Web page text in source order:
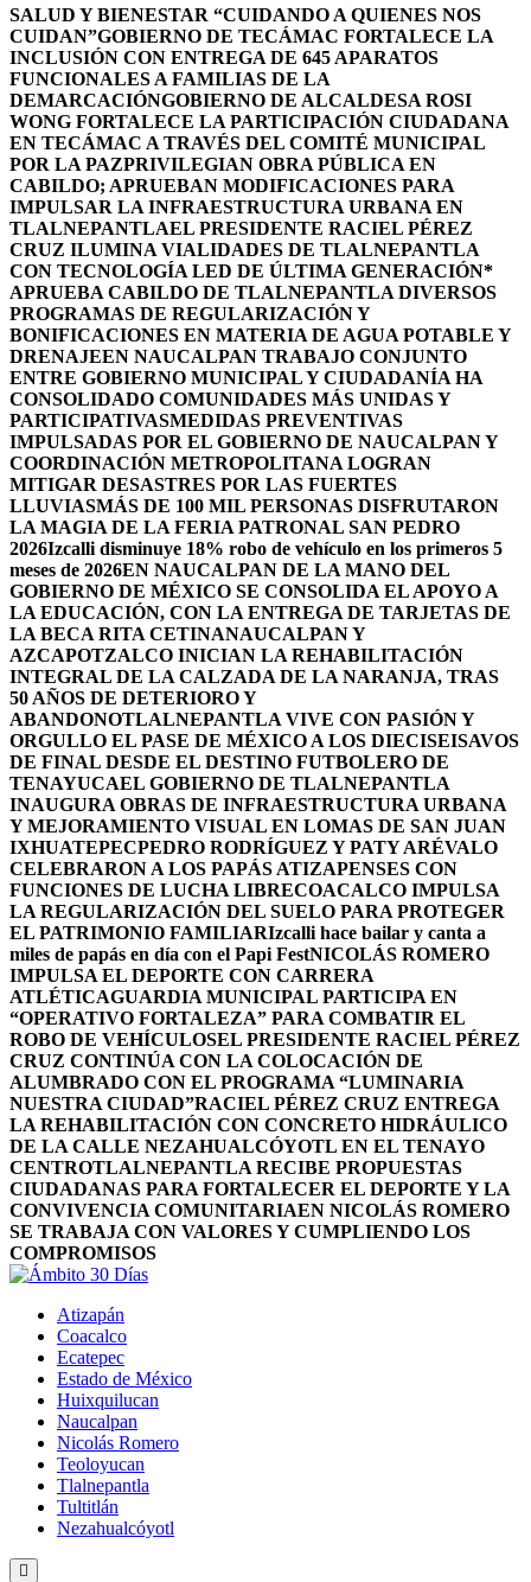
SALUD Y BIENESTAR “CUIDANDO A QUIENES NOS
CUIDAN”GOBIERNO DE TECÁMAC FORTALECE LA
INCLUSIÓN CON ENTREGA DE 645 APARATOS
FUNCIONALES A FAMILIAS DE LA
DEMARCACIÓNGOBIERNO DE ALCALDESA ROSI
WONG FORTALECE LA PARTICIPACIÓN CIUDADANA
EN TECÁMAC A TRAVÉS DEL COMITÉ MUNICIPAL
POR LA PAZPRIVILEGIAN OBRA PÚBLICA EN
CABILDO; APRUEBAN MODIFICACIONES PARA
IMPULSAR LA INFRAESTRUCTURA URBANA EN
TLALNEPANTLAEL PRESIDENTE RACIEL PÉREZ
CRUZ ILUMINA VIALIDADES DE TLALNEPANTLA
CON TECNOLOGÍA LED DE ÚLTIMA GENERACIÓN*
APRUEBA CABILDO DE TLALNEPANTLA DIVERSOS
PROGRAMAS DE REGULARIZACIÓN Y
BONIFICACIONES EN MATERIA DE AGUA POTABLE Y
DRENAJEEN NAUCALPAN TRABAJO CONJUNTO
ENTRE GOBIERNO MUNICIPAL Y CIUDADANÍA HA
CONSOLIDADO COMUNIDADES MÁS UNIDAS Y
PARTICIPATIVASMEDIDAS PREVENTIVAS
IMPULSADAS POR EL GOBIERNO DE NAUCALPAN Y
COORDINACIÓN METROPOLITANA LOGRAN
MITIGAR DESASTRES POR LAS FUERTES
LLUVIASMÁS DE 100 MIL PERSONAS DISFRUTARON
LA MAGIA DE LA FERIA PATRONAL SAN PEDRO
2026Izcalli disminuye 18% robo de vehículo en los primeros 5
meses de 2026EN NAUCALPAN DE LA MANO DEL
GOBIERNO DE MÉXICO SE CONSOLIDA EL APOYO A
LA EDUCACIÓN, CON LA ENTREGA DE TARJETAS DE
LA BECA RITA CETINANAUCALPAN Y
AZCAPOTZALCO INICIAN LA REHABILITACIÓN
INTEGRAL DE LA CALZADA DE LA NARANJA, TRAS
50 AÑOS DE DETERIORO Y
ABANDONOTLALNEPANTLA VIVE CON PASIÓN Y
ORGULLO EL PASE DE MÉXICO A LOS DIECISEISAVOS
DE FINAL DESDE EL DESTINO FUTBOLERO DE
TENAYUCAEL GOBIERNO DE TLALNEPANTLA
INAUGURA OBRAS DE INFRAESTRUCTURA URBANA
Y MEJORAMIENTO VISUAL EN LOMAS DE SAN JUAN
IXHUATEPECPEDRO RODRÍGUEZ Y PATY ARÉVALO
CELEBRARON A LOS PAPÁS ATIZAPENSES CON
FUNCIONES DE LUCHA LIBRECOACALCO IMPULSA
LA REGULARIZACIÓN DEL SUELO PARA PROTEGER
EL PATRIMONIO FAMILIARIzcalli hace bailar y canta a
miles de papás en día con el Papi FestNICOLÁS ROMERO
IMPULSA EL DEPORTE CON CARRERA
ATLÉTICAGUARDIA MUNICIPAL PARTICIPA EN
“OPERATIVO FORTALEZA” PARA COMBATIR EL
ROBO DE VEHÍCULOSEL PRESIDENTE RACIEL PÉREZ
CRUZ CONTINÚA CON LA COLOCACIÓN DE
ALUMBRADO CON EL PROGRAMA “LUMINARIA
NUESTRA CIUDAD”RACIEL PÉREZ CRUZ ENTREGA
LA REHABILITACIÓN CON CONCRETO HIDRÁULICO
DE LA CALLE NEZAHUALCÓYOTL EN EL TENAYO
CENTROTLALNEPANTLA RECIBE PROPUESTAS
CIUDADANAS PARA FORTALECER EL DEPORTE Y LA
CONVIVENCIA COMUNITARIAEN NICOLÁS ROMERO
SE TRABAJA CON VALORES Y CUMPLIENDO LOS
COMPROMISOS
Atizapán
Coacalco
Ecatepec
Estado de México
Huixquilucan
Naucalpan
Nicolás Romero
Teoloyucan
Tlalnepantla
Tultitlán
Nezahualcóyotl